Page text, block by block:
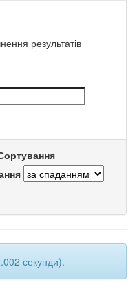
результатів
секунди).